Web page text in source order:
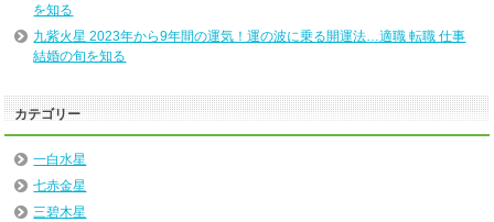
を知る
九紫火星 2023年から9年間の運気！運の波に乗る開運法…適職 転職 仕事
結婚の旬を知る
カテゴリー
一白水星
七赤金星
三碧木星